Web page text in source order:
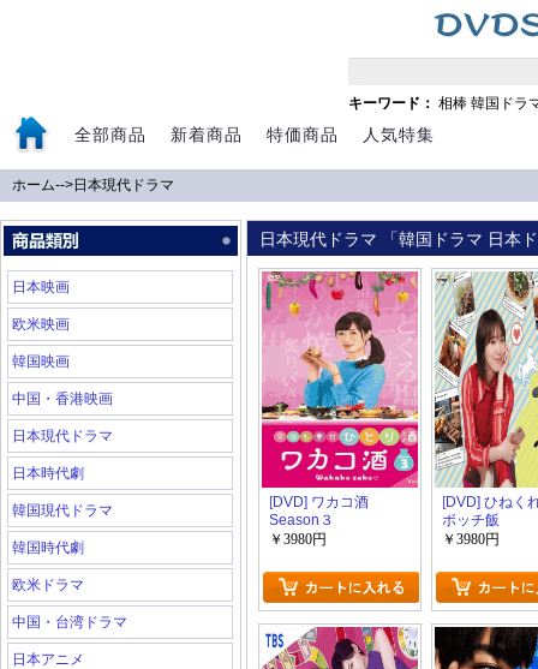
キーワード： 相棒 韓国ドラ
全部商品 新着商品 特価商品 人気特集
ホーム-->日本現代ドラマ
日本映画
欧米映画
韓国映画
中国・香港映画
日本現代ドラマ
日本時代劇
韓国現代ドラマ
韓国時代劇
欧米ドラマ
中国・台湾ドラマ
日本アニメ
日本現代ドラマ 「韓国ドラマ 日本
[DVD] ワカコ酒
Season３
￥3980円
[DVD] ひねく
ボッチ飯
￥3980円